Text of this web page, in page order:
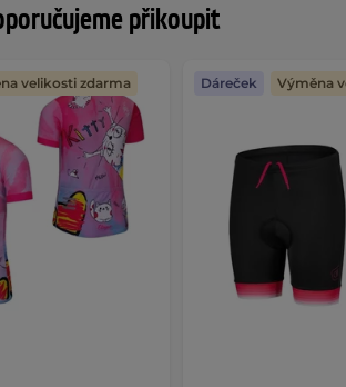
přikoupit
velikosti zdarma Dáreček Výměna